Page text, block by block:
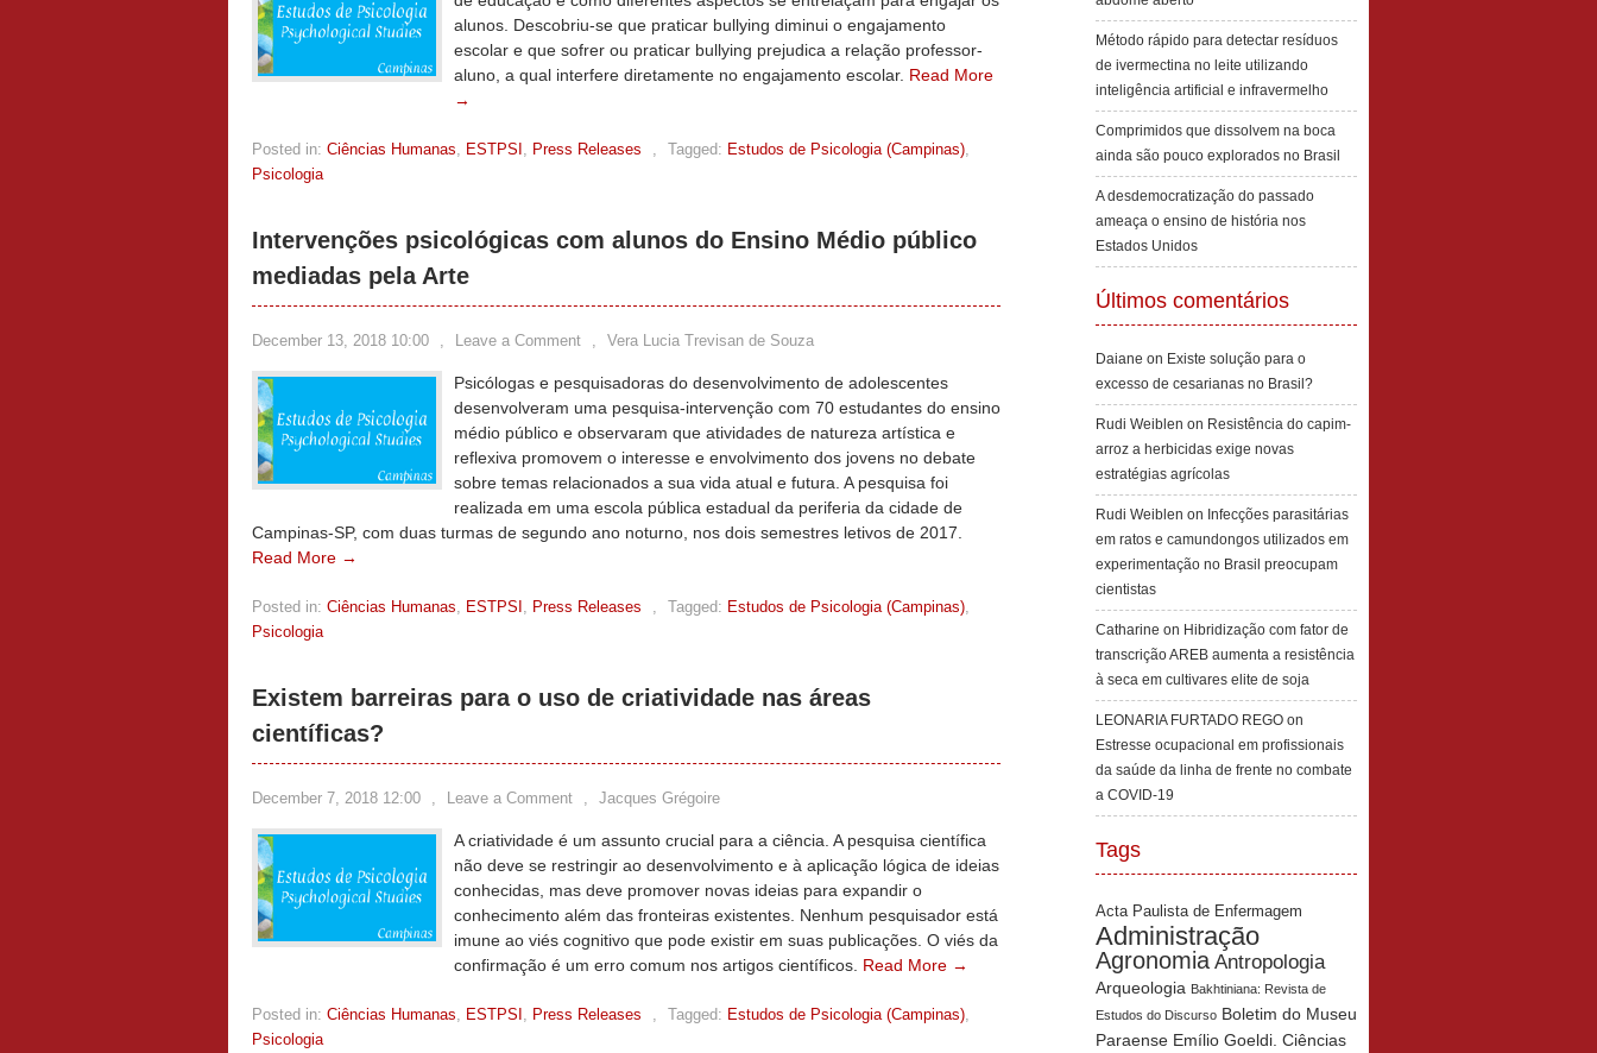
alunos. Descobriu-se que praticar bullying diminui o engajamento
escolar e que sofrer ou praticar bullying prejudica a relação professor-
aluno, a qual interfere diretamente no engajamento escolar. Read More
→
Posted in: Ciências Humanas, ESTPSI , Press Releases , Tagged: Estudos de Psicologia (Campinas),
Psicologia
Intervenções psicológicas com alunos do Ensino Médio público
mediadas pela Arte
December 13, 2018 10:00 , Leave a Comment , Vera Lucia Trevisan de Souza
Psicólogas e pesquisadoras do desenvolvimento de adolescentes
desenvolveram uma pesquisa-intervenção com 70 estudantes do ensino
médio público e observaram que atividades de natureza artística e
reflexiva promovem o interesse e envolvimento dos jovens no debate
sobre temas relacionados a sua vida atual e futura. A pesquisa foi
realizada em uma escola pública estadual da periferia da cidade de
Campinas-SP, com duas turmas de segundo ano noturno, nos dois semestres letivos de 2017.
Read More →
Posted in: Ciências Humanas, ESTPSI , Press Releases , Tagged: Estudos de Psicologia (Campinas),
Psicologia
Existem barreiras para o uso de criatividade nas áreas
científicas?
December 7, 2018 12:00 , Leave a Comment , Jacques Grégoire
A criatividade é um assunto crucial para a ciência. A pesquisa científica
não deve se restringir ao desenvolvimento e à aplicação lógica de ideias
conhecidas, mas deve promover novas ideias para expandir o
conhecimento além das fronteiras existentes. Nenhum pesquisador está
imune ao viés cognitivo que pode existir em suas publicações. O viés da
confirmação é um erro comum nos artigos científicos. Read More →
Posted in: Ciências Humanas, ESTPSI , Press Releases , Tagged: Estudos de Psicologia (Campinas),
Psicologia
Método rápido para detectar resíduos
de ivermectina no leite utilizando
inteligência artificial e infravermelho
Comprimidos que dissolvem na boca
ainda são pouco explorados no Brasil
A desdemocratização do passado
ameaça o ensino de história nos
Estados Unidos
Últimos comentários
Daiane on Existe solução para o
excesso de cesarianas no Brasil?
Rudi Weiblen on Resistência do capim-
arroz a herbicidas exige novas
estratégias agrícolas
Rudi Weiblen on Infecções parasitárias
em ratos e camundongos utilizados em
experimentação no Brasil preocupam
cientistas
Catharine on Hibridização com fator de
transcrição AREB aumenta a resistência
à seca em cultivares elite de soja
LEONARIA FURTADO REGO on
Estresse ocupacional em profissionais
da saúde da linha de frente no combate
a COVID-19
Tags
Acta Paulista de Enfermagem
Administração
Agronomia Antropologia
Arqueologia Bakhtiniana: Revista de
Estudos do Discurso Boletim do Museu
Paraense Emílio Goeldi. Ciências